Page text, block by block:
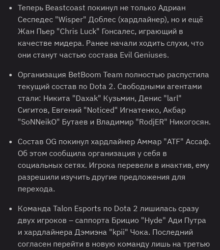
Теперь Beastcoast покинул не только Адриан
Сеспедес "Wisper" Доблес (хардлайнер), но и ещё
Жан Пьер "Chris Luck" Гонсалес, играющий в
качестве мидера. Ранее начали ходить слухи, что
они станут частью состава Evil Geniuses.
Организация BetBoom Team полностью распустила
текущий состав по Dota 2. Свободными агентами
стали: Никита "Daxak" Кузьмин, Денис "larl"
Сигитов, Евгений "Noticed" Игнатенко, Акбар
"SoNNeikO" Бутаев и Владимир "RodjER" Никогосян.
Состав OG покинул хардлайнер Аммар "ATF" Ассаф.
Об этом сообщила организация у себя в
социальных сетях. Игрока перевели в инактив, ему
разрешили изучить другие предложения для
перехода.
Команда Talon Esports по Dota 2 лишилась сразу
двух игроков – саппорта Брицио "Hyde" Ади Путра
и хардлайнера Дэмиэна "kpii" Чока. Последний
согласен перейти в новую команду лишь на третью